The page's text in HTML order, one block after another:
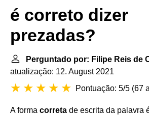
é correto dizer
prezadas?
Perguntado por: Filipe Reis de
atualização: 12. August 2021
Pontuação: 5/5 (67
A forma correta de escrita da palavra